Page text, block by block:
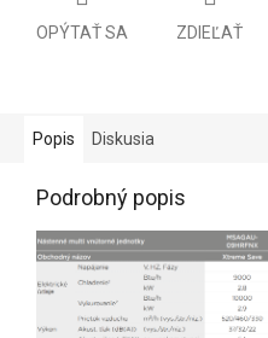
OPÝTAŤ SA ZDIEĽAŤ
Popis Diskusia
Podrobný popis